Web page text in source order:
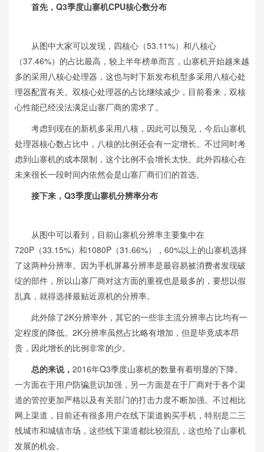
首先， Q3季度山寨机CPU核心数分布
从图中大家可以发现，四核心（53.11%）和八核心
（37.46%）的占比最高，较上半年榜单而言，山寨机开始越来越
多的采用八核心处理器，这也与时下新发布机型多采用八核心处
理器配置有关。双核心处理器的占比继续减少，目前看来，双核
心性能已经没法满足山寨厂商的需求了。
考虑到现在的新机多采用八核，因此可以预见，今后山寨机
处理器核心数占比中，八核的比例还会有一定增长。不过同时考
虑到山寨机的成本限制，这个比例不会增长太快。此外四核心在
未来很长一段时间内依然会是山寨厂商们们的首选。
接下来，Q3季度山寨机分辨率分布
从图中可以看到，目前山寨机分辨率主要集中在
720P（33.15%）和1080P（31.66%），60%以上的山寨机选择
了这两种分辨率。因为手机屏幕分辨率是最容易被消费者发现破
绽的部件，所以山寨厂商对这方面的重视也是最多的，要想以假
乱真，就得选择最贴近原机的分辨率。
此外除了2K分辨率外，其它的一些非主流分辨率占比均有一
定程度的降低。2K分辨率虽然占比略有增加，但是毕竟成本昂
贵，因此增长的比例非常的少。
总的来说， 2016年Q3季度山寨机的数量有着明显的下降。
一方面在于用户防骗意识加强，另一方面是在于厂商对于各个渠
道的管控更加严格以及有关部门的打击力度不断加强。不过相比
网上渠道，目前还有很多用户在线下渠道购买手机，特别是二三
线城市和城镇市场，这些线下渠道都比较混乱，这也给了山寨机
发展的机会。